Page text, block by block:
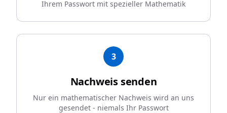
Ihrem Passwort mit spezieller Mathematik
3
Nachweis senden
Nur ein mathematischer Nachweis wird an uns
gesendet - niemals Ihr Passwort